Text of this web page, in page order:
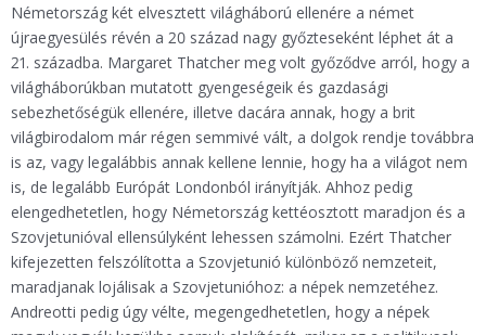
Németország két elvesztett világháború ellenére a német
újraegyesülés révén a 20 század nagy győzteseként léphet át a
21. századba. Margaret Thatcher meg volt győződve arról, hogy a
világháborúkban mutatott gyengeségeik és gazdasági
sebezhetőségük ellenére, illetve dacára annak, hogy a brit
világbirodalom már régen semmivé vált, a dolgok rendje továbbra
is az, vagy legalábbis annak kellene lennie, hogy ha a világot nem
is, de legalább Európát Londonból irányítják. Ahhoz pedig
elengedhetetlen, hogy Németország kettéosztott maradjon és a
Szovjetunióval ellensúlyként lehessen számolni. Ezért Thatcher
kifejezetten felszólította a Szovjetunió különböző nemzeteit,
maradjanak lojálisak a Szovjetunióhoz: a népek nemzetéhez.
Andreotti pedig úgy vélte, megengedhetetlen, hogy a népek